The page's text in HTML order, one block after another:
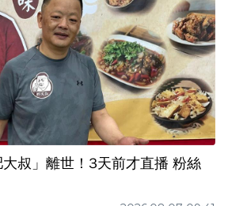
叔」離世！3天前才直播 粉絲